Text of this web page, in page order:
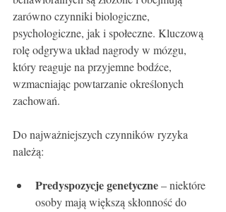
zarówno czynniki biologiczne,
psychologiczne, jak i społeczne. Kluczową
rolę odgrywa układ nagrody w mózgu,
który reaguje na przyjemne bodźce,
wzmacniając powtarzanie określonych
zachowań.
Do najważniejszych czynników ryzyka
należą:
Predyspozycje genetyczne – niektóre
osoby mają większą skłonność do